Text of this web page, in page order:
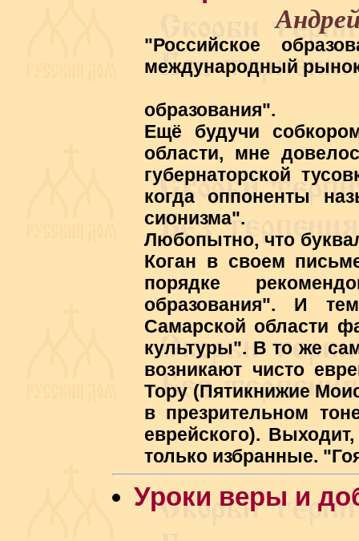
"Российское
международный
образования".
Ещё будучи
области, мне
губернаторской
когда оппоненты
сионизма".
Любопытно, что
Коган в своем
порядке
образования". И
Самарской области
культуры". В то же
возникают чисто
Тору (Пятикнижие
в презрительном
еврейского).
только избранные.
Уроки веры и